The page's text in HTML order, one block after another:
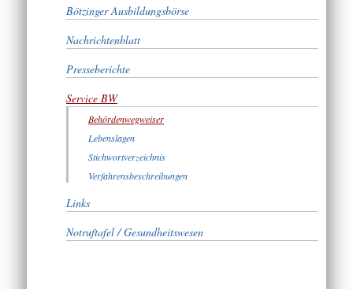
Bötzinger Ausbildungsbörse
Nachrichtenblatt
Presseberichte
Service BW
Behördenwegweiser
Lebenslagen
Stichwortverzeichnis
Verfahrensbeschreibungen
Links
Notruftafel / Gesundheitswesen